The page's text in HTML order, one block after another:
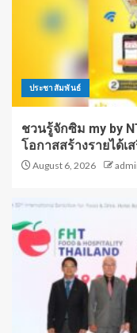
ประชาสัมพันธ์
ชวนรู้จักซิม my by
โอกาสสร้างรายได้เ
August 6, 2026